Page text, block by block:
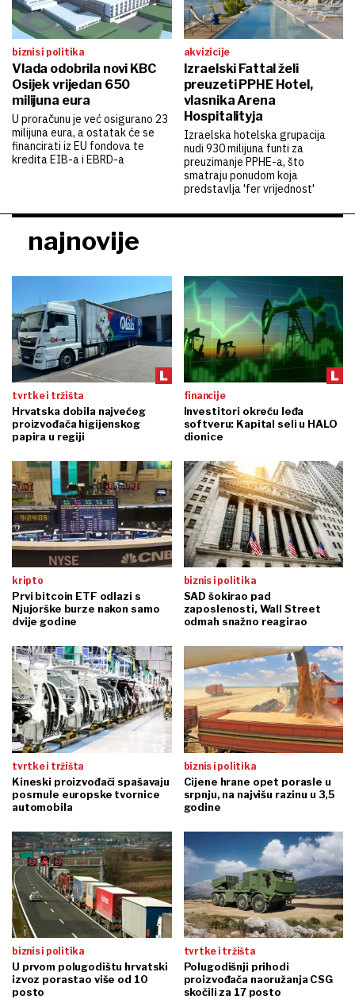
biznis i politika
Vlada odobrila novi KBC
Osijek vrijedan 650
milijuna eura
U proračunu je već osigurano 23
milijuna eura, a ostatak će se
financirati iz EU fondova te
kredita EIB-a i EBRD-a
akvizicije
Izraelski Fattal želi
preuzeti PPHE Hotel,
vlasnika Arena
Hospitalityja
Izraelska hotelska grupacija
nudi 930 milijuna funti za
preuzimanje PPHE-a, što
smatraju ponudom koja
predstavlja 'fer vrijednost'
najnovije
tvrtke i tržišta
Hrvatska dobila najvećeg
proizvođača higijenskog
papira u regiji
financije
Investitori okreću leđa
softveru: Kapital seli u HALO
dionice
kripto
Prvi bitcoin ETF odlazi s
Njujorške burze nakon samo
dvije godine
biznis i politika
SAD šokirao pad
zaposlenosti, Wall Street
odmah snažno reagirao
tvrtke i tržišta
Kineski proizvođači spašavaju
posrnule europske tvornice
automobila
biznis i politika
Cijene hrane opet porasle u
srpnju, na najvišu razinu u 3,5
godine
biznis i politika
U prvom polugodištu hrvatski
izvoz porastao više od 10
posto
tvrtke i tržišta
Polugodišnji prihodi
proizvođača naoružanja CSG
skočili za 17 posto